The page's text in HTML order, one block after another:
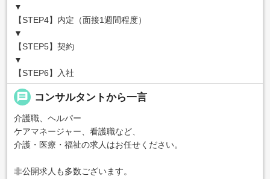
▼
【STEP4】内定（面接1週間程度）
▼
【STEP5】契約
▼
【STEP6】入社
message コンサルタントから一言
介護職、ヘルパー
ケアマネージャー、看護職など、
介護・医療・福祉の求人はお任せください。
非公開求人も多数ございます。